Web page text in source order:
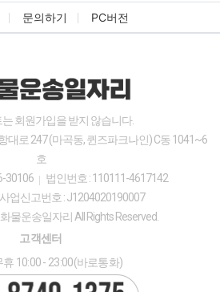
문의하기 PC버전
회원가입을 받지 않습니다.
대로 247 (마곡동, 퀸즈파크나인) C동 1041~6
호
30106
법인번호 : 110111-4617142
업신고번호 : J1204020190007
물운송일자리 All Rights Reserved.
고객센터
10:00 - 23:00(바로통화)